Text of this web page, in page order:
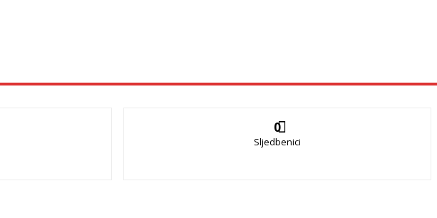
0
Sljedbenici